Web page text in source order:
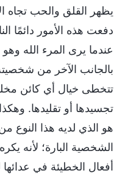
يظهر القلق والحب تجاه
دفعت هذه الأمور دائمًا
عندما يرى المرء الله
بالجانب الآخر من
تتخطى خيال أي كائن
تجسيدها أو تقليدها.
هو الذي لديه هذا النوع
الشخصية البارة؛ لأنه
أفعال الخطيئة في